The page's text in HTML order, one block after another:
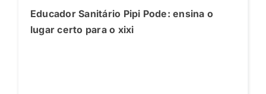
Educador Sanitário Pipi Pode: ensina o
lugar certo para o xixi